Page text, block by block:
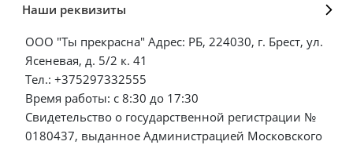
Наши реквизиты
ООО "Ты прекрасна" Адрес: РБ, 224030, г. Брест, ул.
Ясеневая, д. 5/2 к. 41
Тел.: +375297332555
Время работы: с 8:30 до 17:30
Свидетельство о государственной регистрации №
0180437, выданное Администрацией Московского